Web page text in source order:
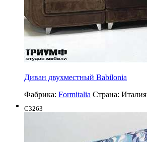
Диван двухместный Babilonia
Фабрика: Formitalia Страна: Италия
C3263